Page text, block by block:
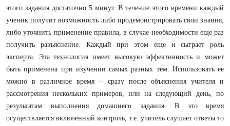
этого задания достаточно 5 минут. В течение этого времени каждый
ученик получит возможность либо продемонстрировать свои знания,
либо уточнить применение правила, в случае необходимости еще раз
получить разъяснение. Каждый при этом еще и сыграет роль
эксперта. Эта технология имеет высокую эффективность и может
быть применена при изучении самых разных тем. Использовать ее
можно в различное время – сразу после объяснения учителя и
рассмотрения нескольких примеров, или на следующий день, по
результатам выполнения домашнего задания. В это время
осуществляется включённый контроль, т.е. учитель слушает ответы то